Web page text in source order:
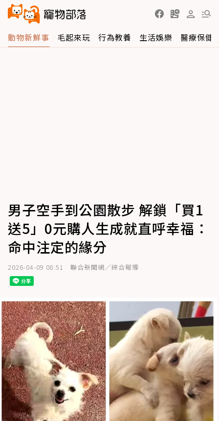
動物新鮮事 毛起來玩 行為教養 生活娛樂 醫療保健
男子空手到公園散步 解鎖「買1
送5」0元購人生成就直呼幸福：
命中注定的緣分
2026-04-09 08:51 聯合新聞網／綜合報導